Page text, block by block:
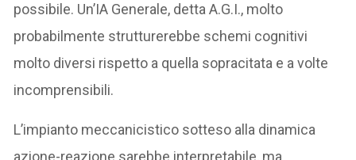
possibile. Un’IA Generale, detta A.G.I., molto
probabilmente strutturerebbe schemi cognitivi
molto diversi rispetto a quella sopracitata e a volte
incomprensibili.
L’impianto meccanicistico sotteso alla dinamica
azione-reazione sarebbe interpretabile, ma